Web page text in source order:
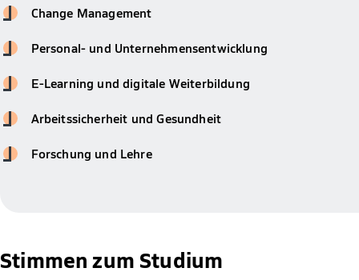
Change Management
Personal- und Unternehmensentwicklung
E-Learning und digitale Weiterbildung
Arbeitssicherheit und Gesundheit
Forschung und Lehre
Stimmen zum Studium